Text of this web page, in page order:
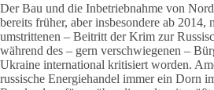
Der Bau und die Inbetriebnahme von
bereits früher, aber insbesondere ab 2014,
umstrittenen – Beitritt der Krim zur
während des – gern verschwiegenen –
Ukraine international kritisiert worden.
russische Energiehandel immer ein Dorn